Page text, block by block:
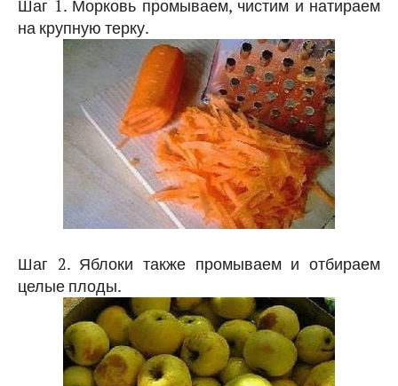
Шаг 1. Морковь промываем, чистим и натираем
на крупную терку.
Шаг 2. Яблоки также промываем и отбираем
целые плоды.